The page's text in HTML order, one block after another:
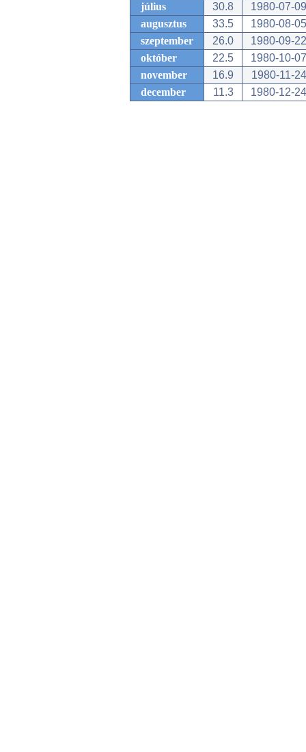
július
30.8
1980-07-09
augusztus
33.5
1980-08-05
szeptember
26.0
1980-09-22
október
22.5
1980-10-07
november
16.9
1980-11-24
december
11.3 1980-12-24